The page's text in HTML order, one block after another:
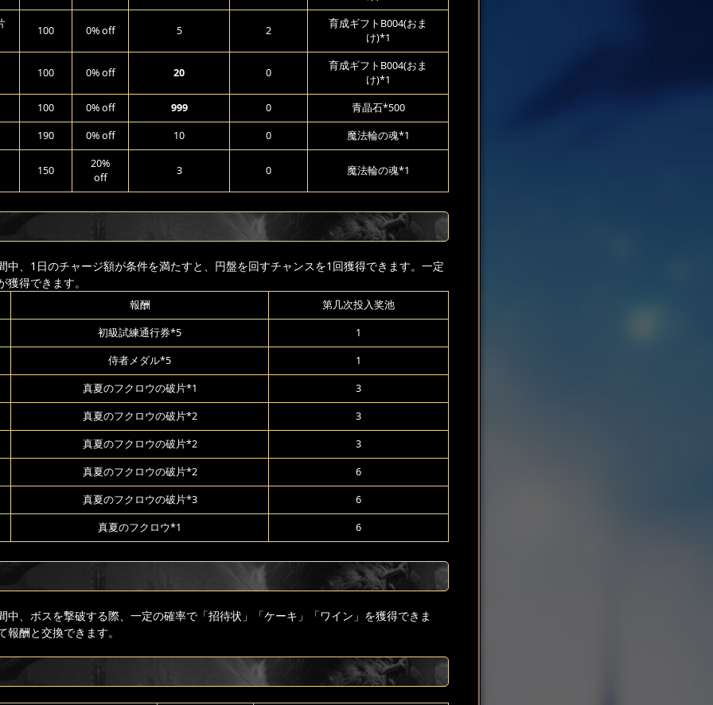
100 0% off 5 2
育成ギフトB004(おま
け)*1
100 0% off 20 0
育成ギフトB004(おま
け)*1
100 0% off 999 0 青晶石*500
190 0% off 10 0 魔法輪の魂*1
150
20%
off
3 0 魔法輪の魂*1
中、1日のチャージ額が条件を満たすと、円盤を回すチャンスを1回獲得できます。一定
得できます。
報酬 第几次投入奖池
初級試練通行券*5 1
侍者メダル*5 1
真夏のフクロウの破片*1 3
真夏のフクロウの破片*2 3
真夏のフクロウの破片*2 3
真夏のフクロウの破片*2 6
真夏のフクロウの破片*3 6
真夏のフクロウ*1 6
中、ボスを撃破する際、一定の確率で「招待状」「ケーキ」「ワイン」を獲得できま
酬と交換できます。